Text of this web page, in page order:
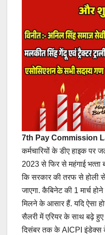
7th Pay Commission
कर्मचारियों के डीए हाइक पर
2023 से फ‍िर से महंगाई भत्‍ता
क‍ि सरकार की तरफ से होली
जाएगा. कैब‍िनेट की 1 मार्च
म‍िलने के आसार हैं. यद‍ि ऐसा
सैलरी में एर‍ियर के साथ बढ़े हुए
द‍िसंबर तक के AICPI इंडेक्‍स